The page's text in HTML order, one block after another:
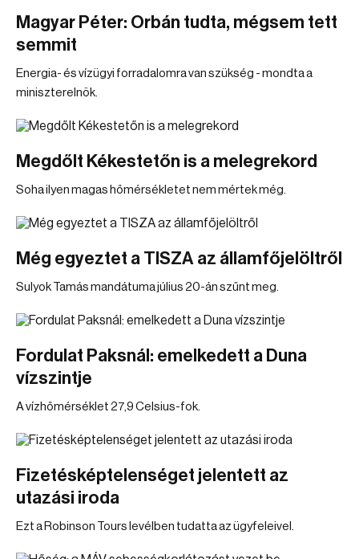
Magyar Péter: Orbán tudta, mégsem tett
semmit
Energia- és vízügyi forradalomra van szükség - mondta a
miniszterelnök.
Megdőlt Kékestetőn is a melegrekord
Soha ilyen magas hőmérsékletet nem mértek még.
Még egyeztet a TISZA az államfőjelöltről
Sulyok Tamás mandátuma július 20-án szűnt meg.
Fordulat Paksnál: emelkedett a Duna
vízszintje
A vízhőmérséklet 27,9 Celsius-fok.
Fizetésképtelenséget jelentett az
utazási iroda
Ezt a Robinson Tours levélben tudatta az ügyfeleivel.